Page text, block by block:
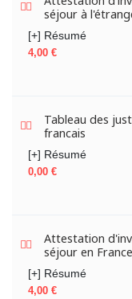
séjour à
[+] Résumé
Prix
4,00 €
Tableau des
francais
[+] Résumé
Prix
0,00 €
Attestation
séjour en France
[+] Résumé
Prix
4,00 €